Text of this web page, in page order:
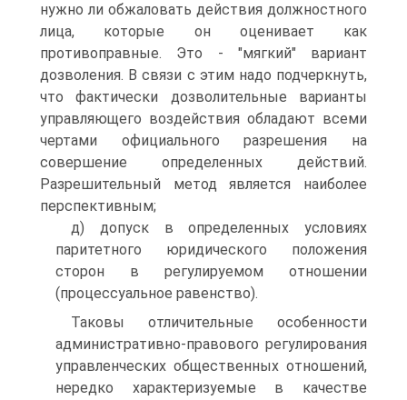
нужно ли обжаловать действия должностного
лица, которые он оценивает как
противоправные. Это - "мягкий" вариант
дозволения. В связи с этим надо подчеркнуть,
что фактически дозволительные варианты
управляющего воздействия обладают всеми
чертами официального разрешения на
совершение определенных действий.
Разрешительный метод является наиболее
перспективным;
д) допуск в определенных условиях
паритетного юридического положения
сторон в регулируемом отношении
(процессуальное равенство).
Таковы отличительные особенности
административно-правового регулирования
управленческих общественных отношений,
нередко характеризуемые в качестве